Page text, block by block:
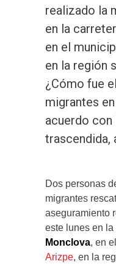
realizado la
en la
en el
en la región
¿Cómo fue
migrantes
acuerdo
trascendida,
Dos personas
migrantes
aseguramiento
este lunes en la
Monclova, en
Arizpe, en la